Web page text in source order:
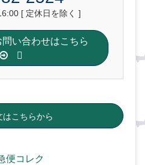
[ 定休日を除く ]
問い合わせはこちら
はこちらから